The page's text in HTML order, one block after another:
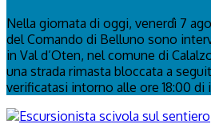
Nella giornata di oggi, venerdì 7
del Comando di Belluno sono
in Val d’Oten, nel comune di
una strada rimasta bloccata a
verificatasi intorno alle ore 18:00 di